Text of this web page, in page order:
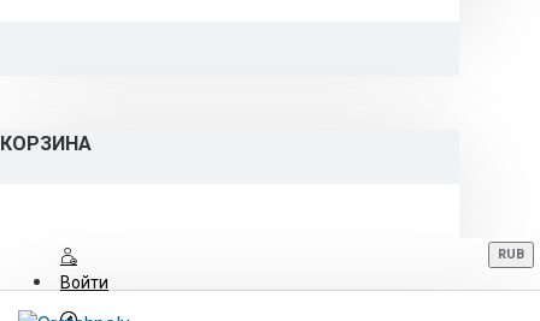
КОРЗИНА
Войти
RUB